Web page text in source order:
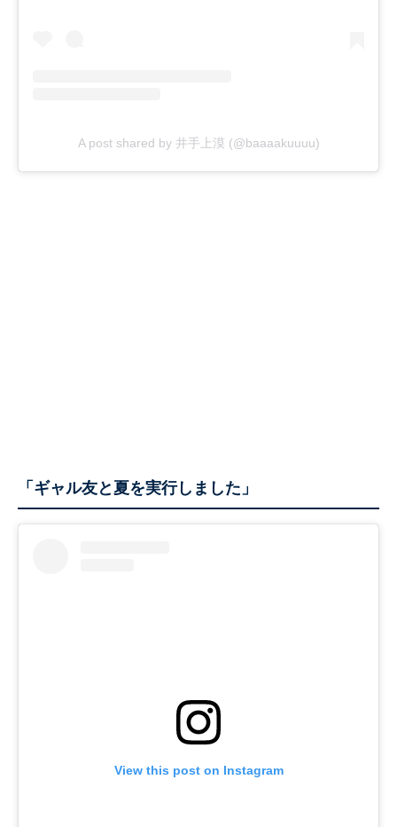
A post shared by 井手上漠 (@baaaakuuuu)
「ギャル友と夏を実行しました」
View this post on Instagram